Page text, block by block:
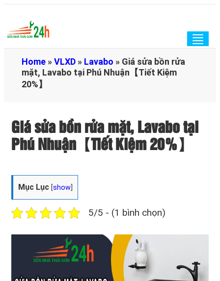
Home »VLXD » Lavabo » Giá sửa bồn rửa
mặt, Lavabo tại Phú Nhuận【Tiết Kiệm
20%】
Giá sửa bồn rửa mặt, Lavabo tại
Phú Nhuận【Tiết Kiệm 20%】
Mục Lục [show
5/5 - (1 bình chọn)